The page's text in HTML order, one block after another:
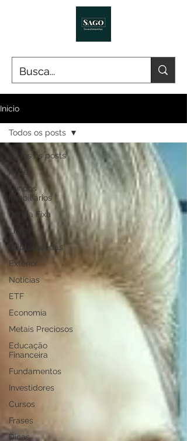
Início
Todos os posts
Ações
Fundos
Imobiliários
Renda Fixa
Livros
Criptomoedas
Exterior
Notícias
ETF
Economia
Metais Preciosos
Educação
Financeira
Fundamentos
Investidores
Cursos
Frases
Dicas
Todos os posts